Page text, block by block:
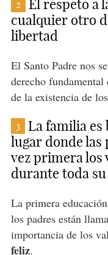
2
El respeto a
cualquier otro
libertad
El Santo Padre nos
derecho
de la existencia de
3
La familia es
lugar donde las
vez primera los
durante toda
La primera
los padres están
importancia de los
feliz.